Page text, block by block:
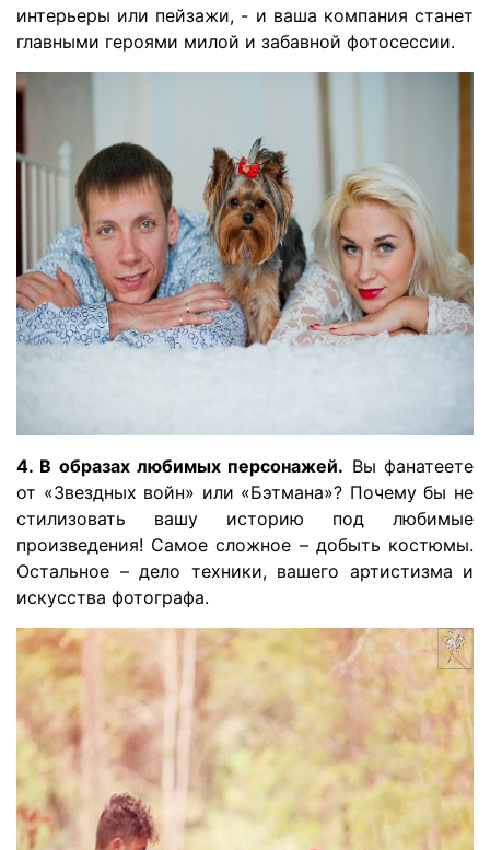
интерьеры или пейзажи, - и ваша компания станет
главными героями милой и забавной фотосессии.
4. В образах любимых персонажей. Вы фанатеете
от «Звездных войн» или «Бэтмана»? Почему бы не
стилизовать вашу историю под любимые
произведения! Самое сложное – добыть костюмы.
Остальное – дело техники, вашего артистизма и
искусства фотографа.